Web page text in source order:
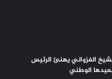
الغزواني يهنئ الرئيس
الوطني